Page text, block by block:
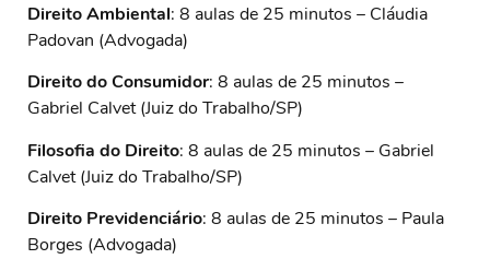
Direito Ambiental: 8 aulas de 25 minutos – Cláudia
Padovan (Advogada)
Direito do Consumidor: 8 aulas de 25 minutos –
Gabriel Calvet (Juiz do Trabalho/SP)
Filosofia do Direito: 8 aulas de 25 minutos – Gabriel
Calvet (Juiz do Trabalho/SP)
Direito Previdenciário: 8 aulas de 25 minutos – Paula
Borges (Advogada)